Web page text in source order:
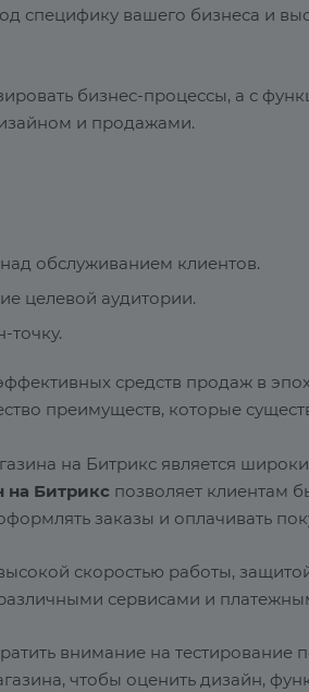
специфику вашего бизнеса и
бизнес-процессы, а с
и продажами.
обслуживанием клиентов.
целевой аудитории.
точку.
средств продаж в
преимуществ, которые
на Битрикс является
на Битрикс позволяет клиентам
заказы и оплачивать
скоростью работы,
сервисами и
внимание на тестирование
чтобы оценить дизайн,